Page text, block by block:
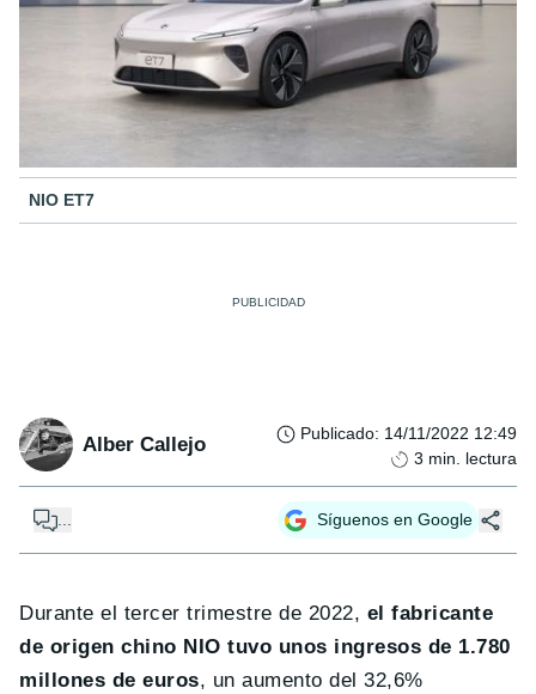
NIO ET7
Alber Callejo Publicado: 14/11/2022 12:49
3 min. lectura
... Síguenos en Google
Durante el tercer trimestre de 2022, el fabricante
de origen chino NIO tuvo unos ingresos de 1.780
millones de euros, un aumento del 32,6%